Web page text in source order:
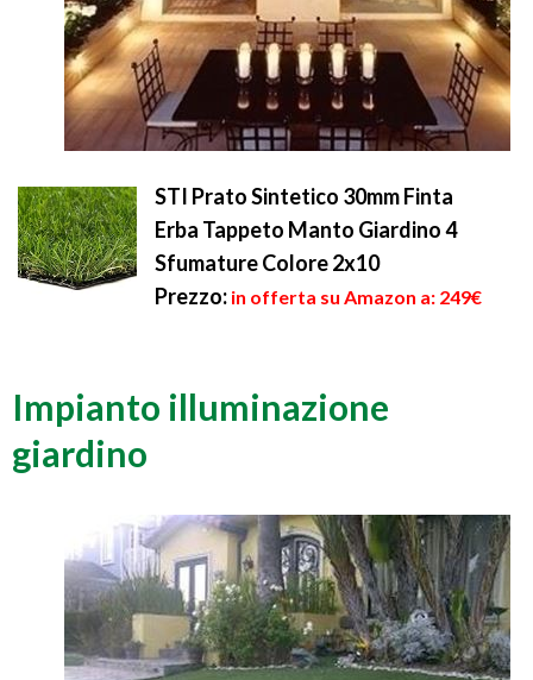
STI Prato Sintetico 30mm Finta
Erba Tappeto Manto Giardino 4
Sfumature Colore 2x10
Prezzo: in offerta su Amazon a: 249€
Impianto illuminazione
giardino